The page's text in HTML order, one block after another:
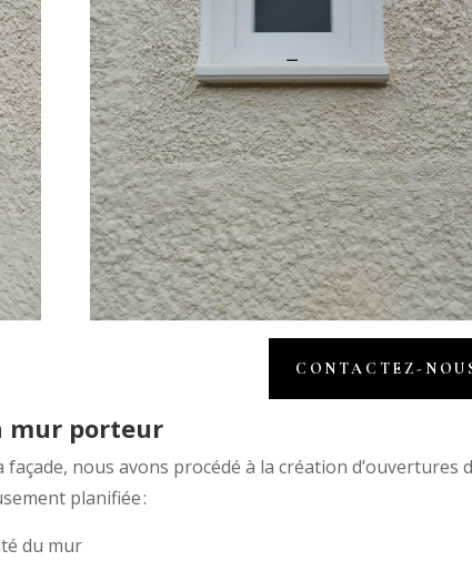
CONTACTEZ-
mur porteur
nous avons procédé à la création d’ouvertures
planifiée :
du mur